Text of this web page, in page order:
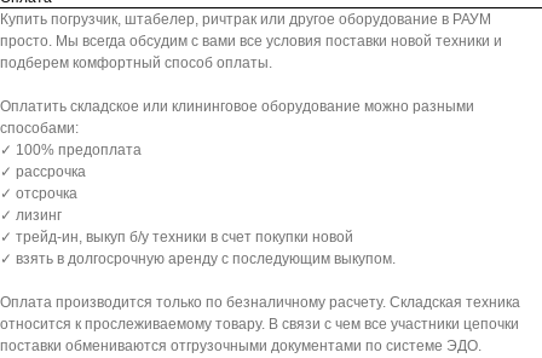
Купить погрузчик, штабелер, ричтрак или другое оборудование в РАУМ
просто. Мы всегда обсудим с вами все условия поставки новой техники и
подберем комфортный способ оплаты.
Оплатить складское или клининговое оборудование можно разными
способами:
✓ 100% предоплата
✓ рассрочка
✓ отсрочка
✓ лизинг
✓ трейд-ин, выкуп б/у техники в счет покупки новой
✓ взять в долгосрочную аренду с последующим выкупом.
Оплата производится только по безналичному расчету. Складская техника
относится к прослеживаемому товару. В связи с чем все участники цепочки
поставки обмениваются отгрузочными документами по системе ЭДО.